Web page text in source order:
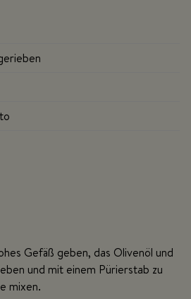
Gefäß geben, das Olivenöl und
und mit einem Pürierstab zu
mixen.